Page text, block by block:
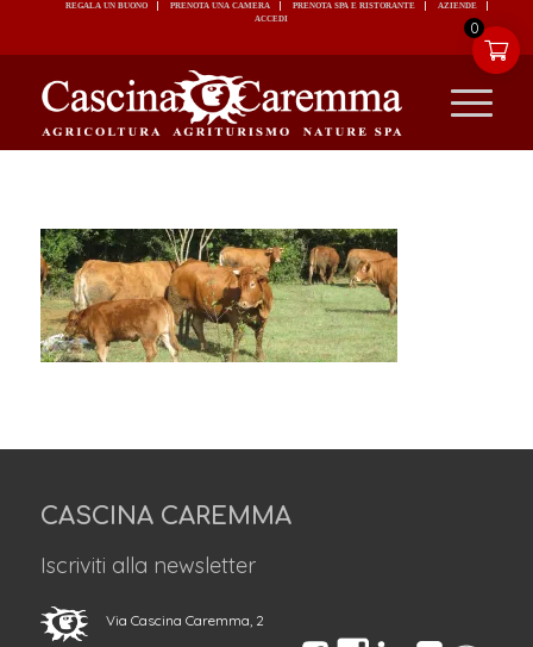
0
REGALA UN BUONO PRENOTA UNA CAMERA PRENOTA SPA E RISTORANTE
CASCINA CAREMMA
Iscriviti alla newsletter
Via Cascina Caremma, 2